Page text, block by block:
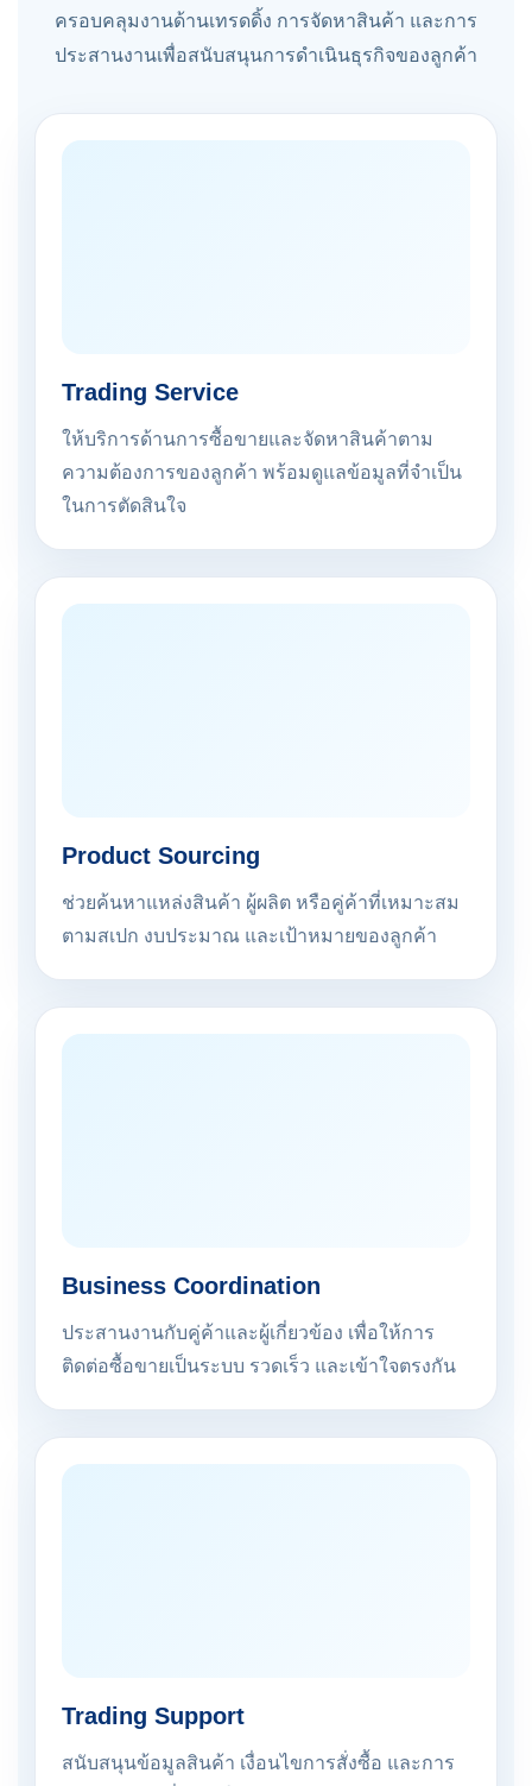
ครอบคลุมงานด้านเทรดดิ้ง การจัดหาสินค้า และการ
ประสานงานเพื่อสนับสนุนการดำเนินธุรกิจของลูกค้า
Trading Service
ให้บริการด้านการซื้อขายและจัดหาสินค้าตาม
ความต้องการของลูกค้า พร้อมดูแลข้อมูลที่จำเป็น
ในการตัดสินใจ
Product Sourcing
ช่วยค้นหาแหล่งสินค้า ผู้ผลิต หรือคู่ค้าที่เหมาะสม
ตามสเปก งบประมาณ และเป้าหมายของลูกค้า
Business Coordination
ประสานงานกับคู่ค้าและผู้เกี่ยวข้อง เพื่อให้การ
ติดต่อซื้อขายเป็นระบบ รวดเร็ว และเข้าใจตรงกัน
Trading Support
สนับสนุนข้อมูลสินค้า เงื่อนไขการสั่งซื้อ และการ